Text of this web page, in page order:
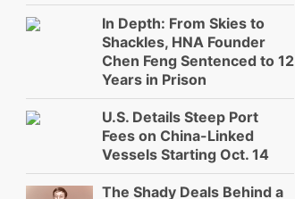
In Depth: From Skies to
Shackles, HNA Founder
Chen Feng Sentenced to 12
Years in Prison
U.S. Details Steep Port
Fees on China-Linked
Vessels Starting Oct. 14
The Shady Deals Behind a